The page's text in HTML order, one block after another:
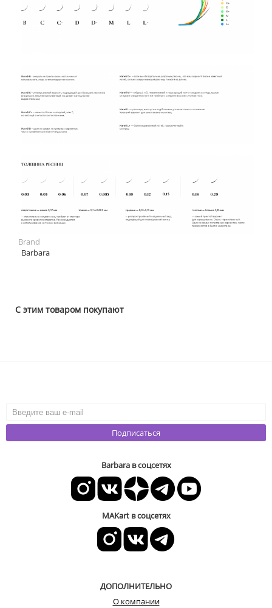
Brand
Barbara
С этим товаром покупают
Подписаться
Barbara в соцсетях
MAKart в соцсетях
ДОПОЛНИТЕЛЬНО
О компании